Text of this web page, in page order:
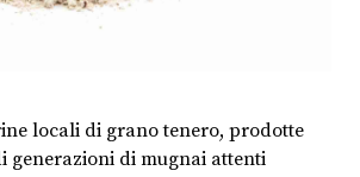
locali di grano tenero, prodotte
generazioni di mugnai attenti